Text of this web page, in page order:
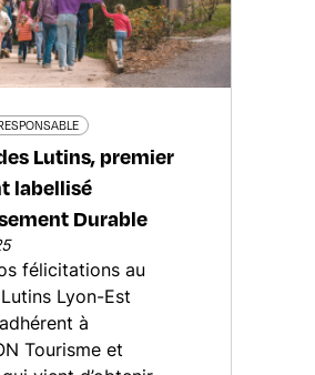
Lutins, premier
labellisé
Durable
félicitations au
Lyon-Est
à
Tourisme et